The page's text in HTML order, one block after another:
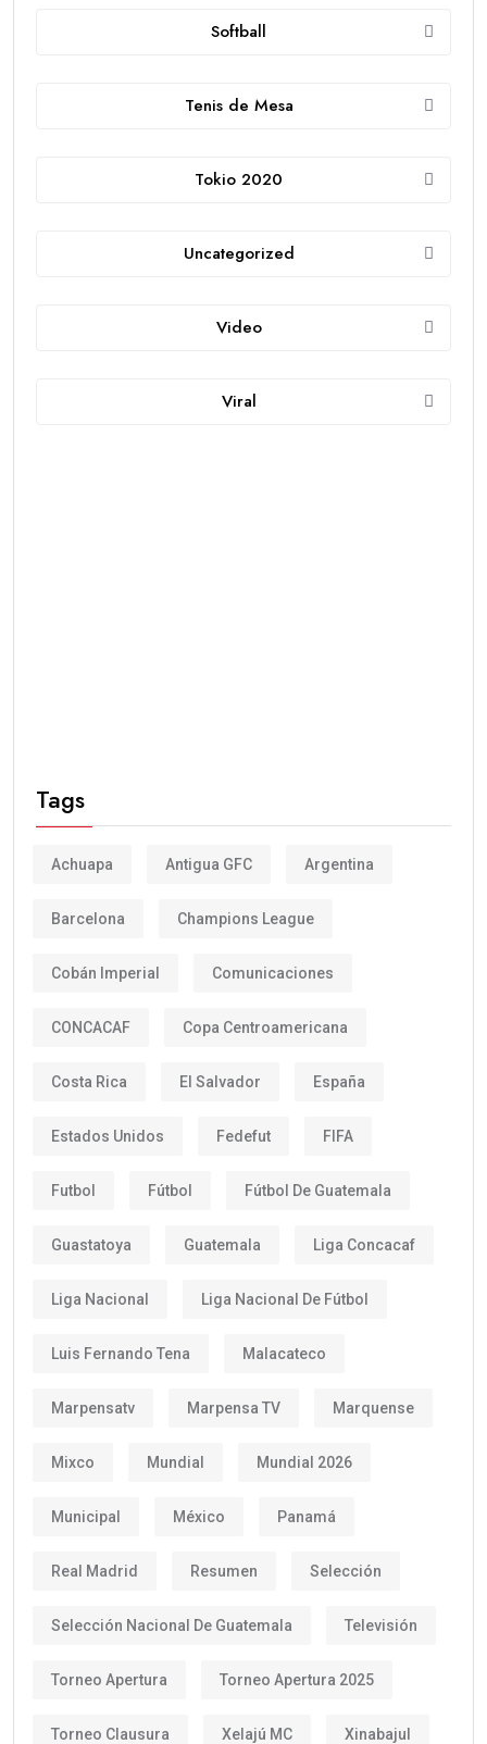
Softball
Tenis de Mesa
Tokio 2020
Uncategorized
Video
Viral
Tags
Achuapa Antigua GFC Argentina
Barcelona Champions League
Cobán Imperial Comunicaciones
CONCACAF Copa Centroamericana
Costa Rica El Salvador España
Estados Unidos Fedefut FIFA
Futbol Fútbol Fútbol De Guatemala
Guastatoya Guatemala Liga Concacaf
Liga Nacional Liga Nacional De Fútbol
Luis Fernando Tena Malacateco
Marpensatv Marpensa TV Marquense
Mixco Mundial Mundial 2026
Municipal México Panamá
Real Madrid Resumen Selección
Selección Nacional De Guatemala Televisión
Torneo Apertura Torneo Apertura 2025
Torneo Clausura Xelajú MC Xinabajul